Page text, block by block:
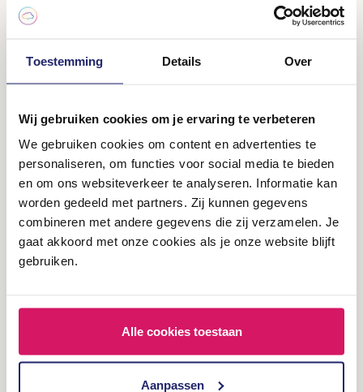
Toestemming Details Over
Wij gebruiken cookies om je ervaring te verbeteren
We gebruiken cookies om content en advertenties te
personaliseren, om functies voor social media te bieden
en om ons websiteverkeer te analyseren. Informatie kan
worden gedeeld met partners. Zij kunnen gegevens
combineren met andere gegevens die zij verzamelen. Je
gaat akkoord met onze cookies als je onze website blijft
gebruiken.
Alle cookies toestaan
Aanpassen
een groep organismen die gecombineerd een pagina
beginnen te vormen. In veel gevallen worden dit ook de
pagina. Ofwel, een template gevuld met content.
Nog te vaag? I got you covered. Onderstaande afbeelding
weergeeft een perfect voorbeeld hoe Atomic Design is
toegepast op een app als Instagram. Het concept mag van
origine dan wel bedacht zijn voor webdesign (bedacht door
digitale aspecten die een gebruikersinterface behoeven.
De voordelen van Atomic
Design